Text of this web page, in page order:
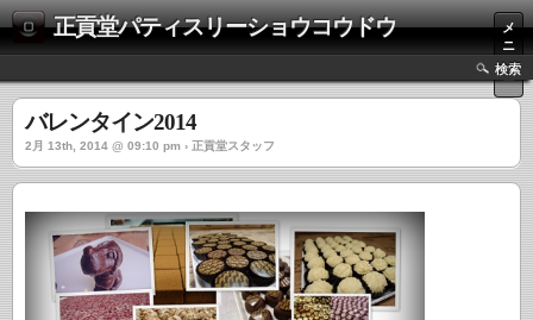
正貢堂パティスリーショウコウドウ
メ
ニ
ュ
ー
検索
バレンタイン2014
2月 13th, 2014 @ 09:10 pm › 正貢堂スタッフ